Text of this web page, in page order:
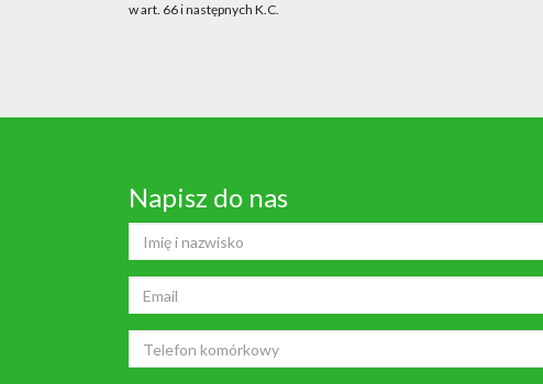
w art. 66 i następnych K.C.
Napisz do nas